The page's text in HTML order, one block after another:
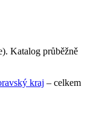
. Katalog průběžně
kraj – celkem